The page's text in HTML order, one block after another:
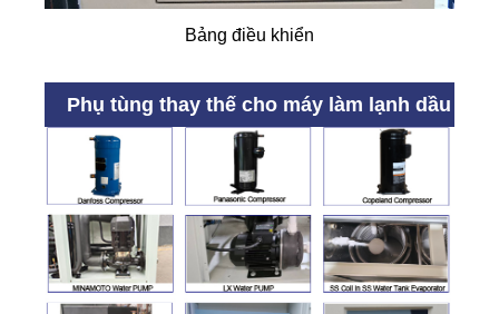
Bảng điều khiển
Phụ tùng thay thế cho máy làm lạnh dầu